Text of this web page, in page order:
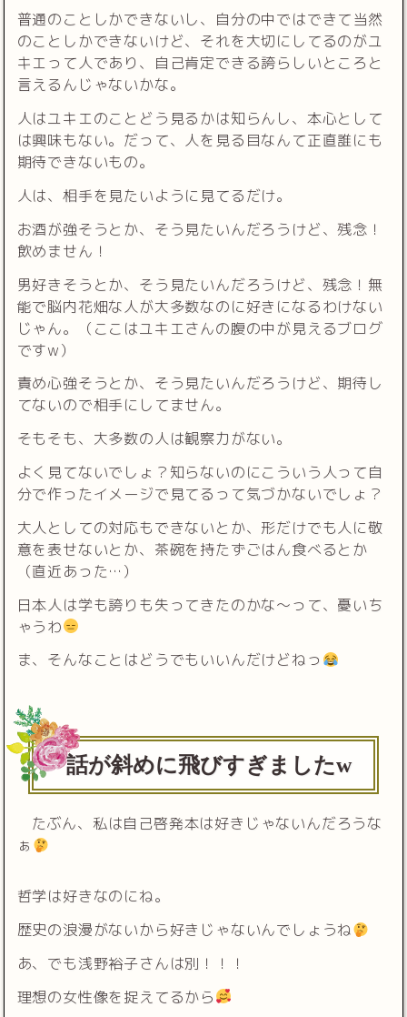
普通のことしかできないし、自分の中ではできて当然
のことしかできないけど、それを大切にしてるのがユ
キエって人であり、自己肯定できる誇らしいところと
言えるんじゃないかな。
人はユキエのことどう見るかは知らんし、本心として
は興味もない。だって、人を見る目なんて正直誰にも
期待できないもの。
人は、相手を見たいように見てるだけ。
お酒が強そうとか、そう見たいんだろうけど、残念！
飲めません！
男好きそうとか、そう見たいんだろうけど、残念！無
能で脳内花畑な人が大多数なのに好きになるわけない
じゃん。（ここはユキエさんの腹の中が見えるブログ
ですw）
責め心強そうとか、そう見たいんだろうけど、期待し
てないので相手にしてません。
そもそも、大多数の人は観察力がない。
よく見てないでしょ？知らないのにこういう人って自
分で作ったイメージで見てるって気づかないでしょ？
大人としての対応もできないとか、形だけでも人に敬
意を表せないとか、茶碗を持たずごはん食べるとか
（直近あった…）
日本人は学も誇りも失ってきたのかな〜って、憂いち
ゃうわ
ま、そんなことはどうでもいいんだけどねっ
話が斜めに飛びすぎましたw
たぶん、私は自己啓発本は好きじゃないんだろうな
ぁ
哲学は好きなのにね。
歴史の浪漫がないから好きじゃないんでしょうね
あ、でも浅野裕子さんは別！！！
理想の女性像を捉えてるから